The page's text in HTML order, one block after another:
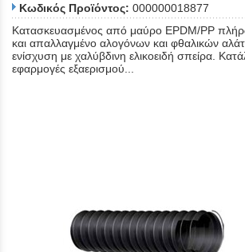
Κωδικός Προϊόντος: 000000018877
Κατασκευασμένος από μαύρο EPDM/PP
και απαλλαγμένο αλογόνων και φθαλικών
ενίσχυση με χαλύβδινη ελικοειδή σπείρα.
εφαρμογές εξαερισμού...